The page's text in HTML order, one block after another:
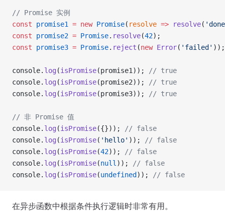
// Promise 实例
const promise1 = new Promise( resolve => resolve(
const promise2 = Promise. resolve(42);
const promise3 = Promise. reject (new Error( 'failed' ));
console. log (isPromise(promise1));
// true
console. log (isPromise(promise2));
// true
console. log (isPromise(promise3)); // true
// 非 Promise 值
console. log (isPromise({}));
// false
console. log (isPromise( 'hello' ));
// false
console. log (isPromise(42));
// false
console. log (isPromise(null ));
// false
console. log (isPromise(undefined )); // false
在异步函数中根据条件执行逻辑时非常有用。